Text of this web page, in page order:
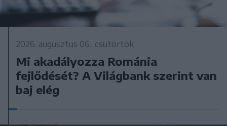
2026. augusztus 06., csütörtök
Mi akadályozza Románia
fejlődését? A Világbank szerint van
baj elég